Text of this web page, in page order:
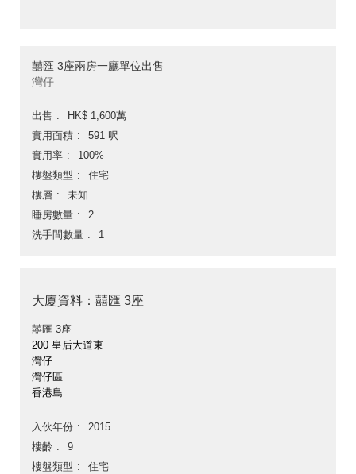
囍匯 3座兩房一廳單位出售
灣仔
出售
HK$ 1,600萬
實用面積
591 呎
實用率
100%
樓盤類型
住宅
樓層
未知
睡房數量
2
洗手間數量
1
大廈資料：囍匯 3座
囍匯 3座
200 皇后大道東
灣仔
灣仔區
香港島
入伙年份
2015
樓齡
9
樓盤類型
住宅